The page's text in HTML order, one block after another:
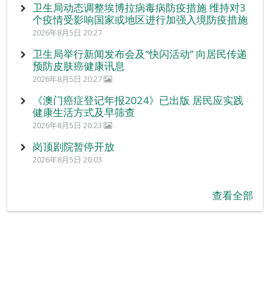
卫生局动态调整埃博拉病毒病防疫措施 维持对3
个疫情受影响国家或地区进行加强入境防疫措施
2026年8月5日 20:27
卫生局举行新闻发布会及“快闪活动” 向居民传递
预防皮肤癌健康讯息
2026年8月5日 20:27
《澳门癌症登记年报2024》已出版 居民应实践
健康生活方式及早筛查
2026年8月5日 20:23
岗顶剧院暂停开放
2026年8月5日 20:03
查看全部